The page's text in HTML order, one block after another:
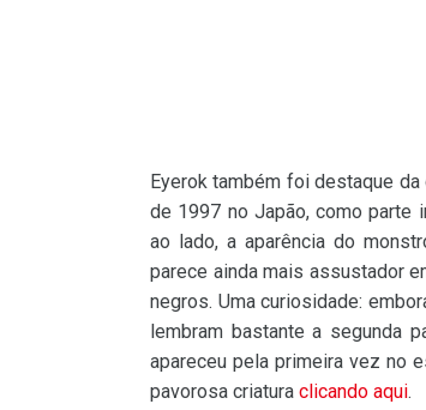
Eyerok também foi destaque
de 1997 no Japão, como parte
ao lado, a aparência do
parece ainda mais assustador
negros. Uma curiosidade:
lembram bastante a segunda
apareceu pela primeira vez no
pavorosa criatura clicando aqui.